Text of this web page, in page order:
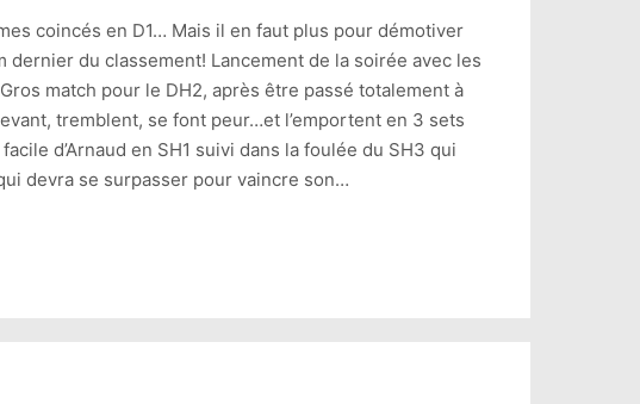
coincés en D1… Mais il en faut plus pour démotiver
du classement! Lancement de la soirée avec les
match pour le DH2, après être passé totalement à
tremblent, se font peur…et l’emportent en 3 sets
d’Arnaud en SH1 suivi dans la foulée du SH3 qui
devra se surpasser pour vaincre son…